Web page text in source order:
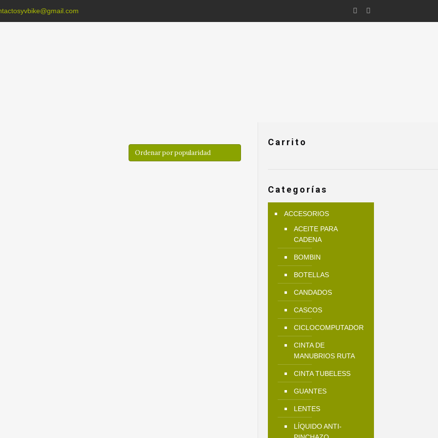
Carrito
Categorías
ACCESORIOS
ACEITE PARA
CADENA
BOMBIN
BOTELLAS
CANDADOS
CASCOS
CICLOCOMPUTADOR
CINTA DE
MANUBRIOS RUTA
CINTA TUBELESS
GUANTES
LENTES
LÍQUIDO ANTI-